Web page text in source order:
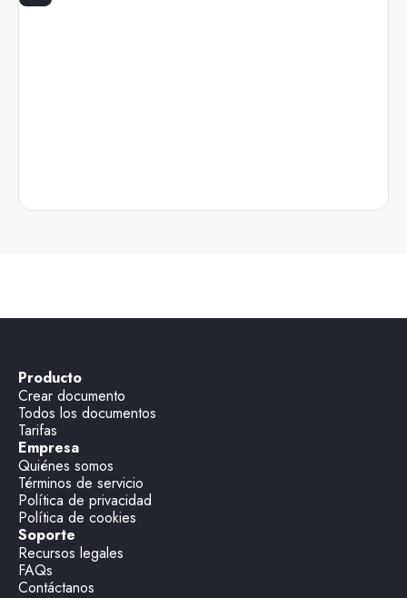
Producto
Crear documento
Todos los documentos
Tarifas
Empresa
Quiénes somos
Términos de servicio
Política de privacidad
Política de cookies
Soporte
Recursos legales
FAQs
Contáctanos